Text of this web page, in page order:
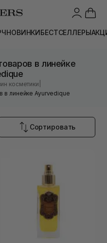
НОВИНКИБЕСТСЕЛЛЕРЫ
в линейке
косметики
в линейке Ayurvedique
Сортировать